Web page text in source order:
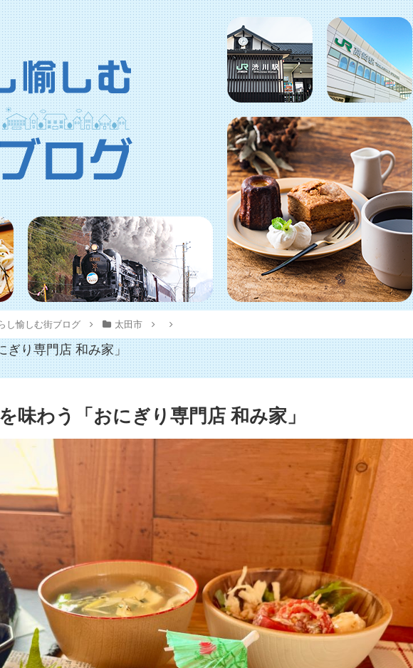
し愉しむ街ブログ 太田市
ぎり専門店 和み家」
味わう「おにぎり専門店 和み家」